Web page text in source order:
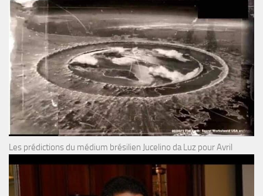
Les prédictions du médium brésilien Jucelino da Luz pour Avril